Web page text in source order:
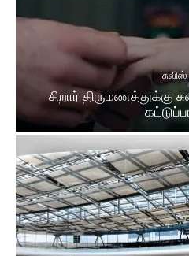
சுவிஸ்
சிறார் திருமணத்துக்கு